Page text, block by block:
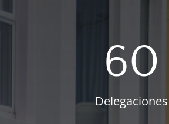
60
Delegaciones